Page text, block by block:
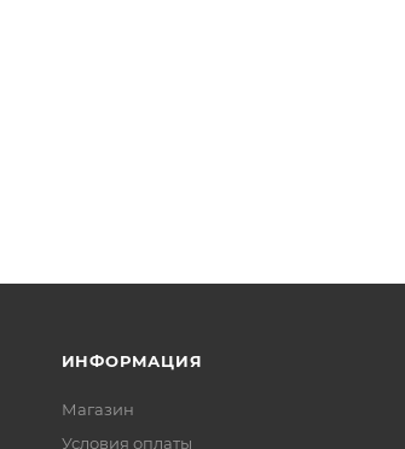
ИНФОРМАЦИЯ
Магазин
Условия оплаты